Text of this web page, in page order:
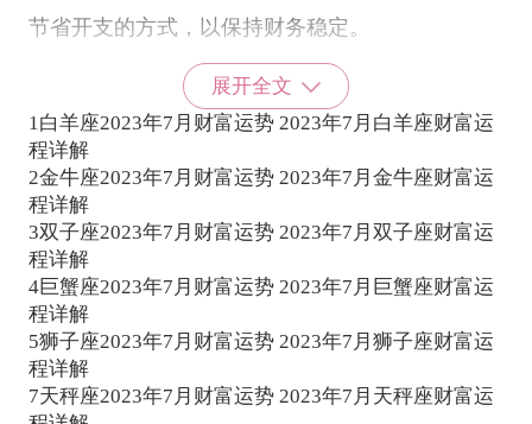
节省开支的方式，以保持财务稳定。
处女座在工作中表现不是特别优秀，却也能带
来较为稳定的正财，只要在求财过程中，表现平
稳，都可以让好运翻倍，让富贵翻倍。在2023年7
月，处女座不宜冒进，可以从长远来看，多一点奋
斗，就可以让小日子过得超过以往，如果能得到贵
人相助，则财运运势会更加旺盛。
作为完美主义者，处女座行事谨慎、注重细
节，做投资时，他们绝不会冲动投入，但一旦投
入，又会保持极佳的耐心，宠辱不惊。过于保守的
展开全文
1白羊座2023年7月财富运势 2023年7月白羊座财富运
程详解
2金牛座2023年7月财富运势 2023年7月金牛座财富运
程详解
3双子座2023年7月财富运势 2023年7月双子座财富运
程详解
4巨蟹座2023年7月财富运势 2023年7月巨蟹座财富运
程详解
5狮子座2023年7月财富运势 2023年7月狮子座财富运
程详解
7天秤座2023年7月财富运势 2023年7月天秤座财富运